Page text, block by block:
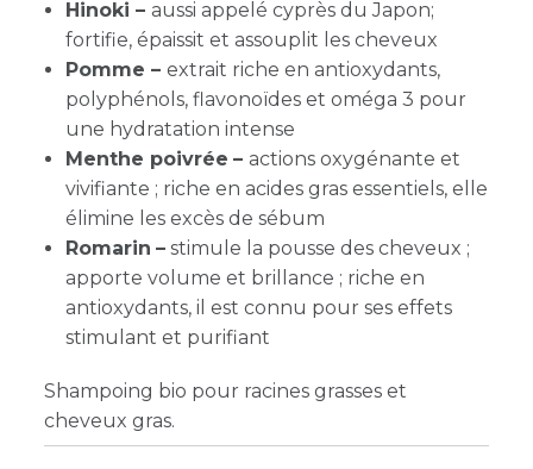
Hinoki – aussi appelé cyprès du Japon;
fortifie, épaissit et assouplit les cheveux
Pomme – extrait riche en antioxydants,
polyphénols, flavonoïdes et oméga 3 pour
une hydratation intense
Menthe poivrée – actions oxygénante et
vivifiante ; riche en acides gras essentiels, elle
élimine les excès de sébum
Romarin – stimule la pousse des cheveux ;
apporte volume et brillance ; riche en
antioxydants, il est connu pour ses effets
stimulant et purifiant
Shampoing bio pour racines grasses et
cheveux gras.